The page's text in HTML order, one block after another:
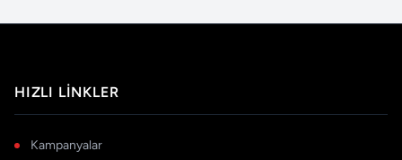
HIZLI LINKLER
Kampanyalar